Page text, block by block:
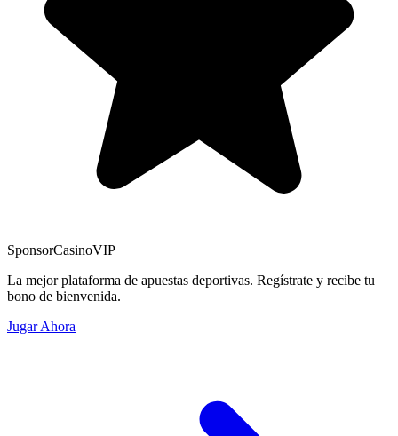
SponsorCasinoVIP
La mejor plataforma de apuestas deportivas. Regístrate y recibe tu
bono de bienvenida.
Jugar Ahora